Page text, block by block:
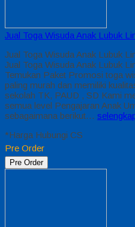
Jual Toga Wisuda Anak Lubuk
Jual Toga Wisuda Anak Lubuk
Jual Toga Wisuda Anak Lubuk
Temukan Paket Promosi toga
paling murah dan memiliki
sekolah TK, PAUD , SD Kami
semua level Pengajaran Anak
sebagaimana berikut…
*Harga Hubungi CS
Pre Order
Pre Order